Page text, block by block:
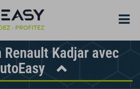
Renault Kadjar avec